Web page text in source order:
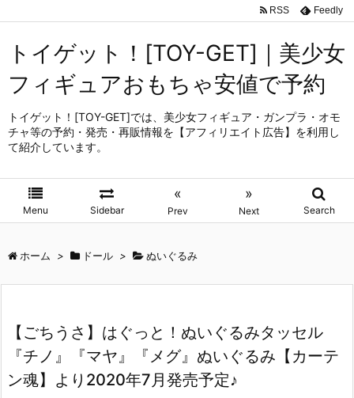
トイゲット！[TOY-GET]｜美少女
フィギュアおもちゃ安値で予約
トイゲット！[TOY-GET]では、美少女フィギュア・ガンプラ・オモ
チャ等の予約・発売・再販情報を【アフィリエイト広告】を利用し
て紹介しています。
Menu Sidebar
«
Prev
»
Next Search
RSS Feedly
ホーム > ドール > ぬいぐるみ
【ごちうさ】はぐっと！ぬいぐるみタッセル
『チノ』『マヤ』『メグ』ぬいぐるみ【カーテ
ン魂】より2020年7月発売予定♪